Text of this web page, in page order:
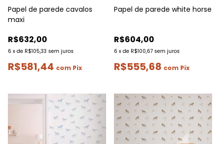
Papel de parede cavalos
maxi
R$632,00
6 x de R$105,33 sem juros
R$581,44 com Pix
Papel de parede white horse
R$604,00
6 x de R$100,67 sem juros
R$555,68 com Pix